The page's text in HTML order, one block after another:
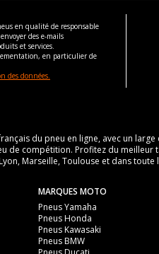
en qualité de responsable
des e-mails
et services.
en particulier de
des données.
du pneu en ligne, avec un
de compétition. Profitez du
Marseille, Toulouse et dans toute
MARQUES MOTO
Pneus Yamaha
Pneus Honda
Pneus Kawasaki
Pneus BMW